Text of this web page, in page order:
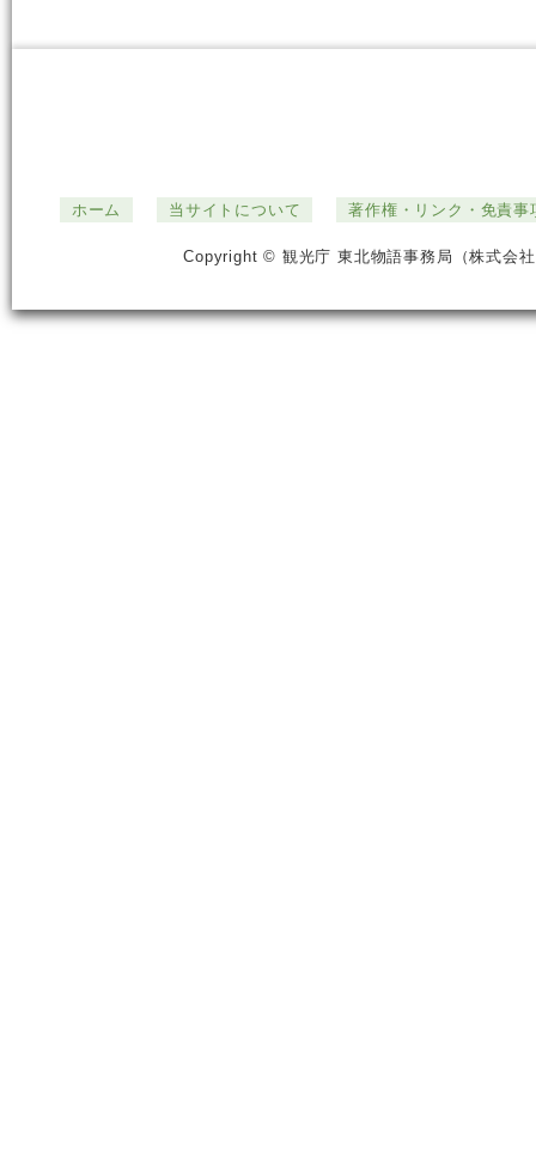
ホーム 当サイトについて 著作権・リンク・免責事
Copyright © 観光庁 東北物語事務局（株式会